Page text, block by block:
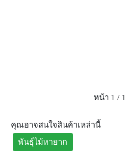
หน้า 1 / 1
คุณอาจสนใจสินค้าเหล่านี้
พันธุ์ไม้หายาก